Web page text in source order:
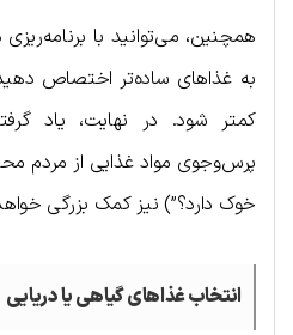
همچنین، می‌توانید با
به غذاهای ساده‌تر اختصاص
کمتر شود. در نهایت، یاد
پرس‌وجوی مواد غذایی از مردم
خوک دارد؟”) نیز کمک بزرگی
انتخاب غذاهای گیاهی یا دریایی